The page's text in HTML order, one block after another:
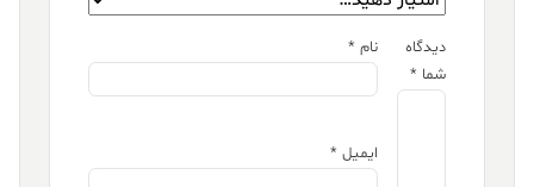
دیدگاه
شما *
نام *
ایمیل *